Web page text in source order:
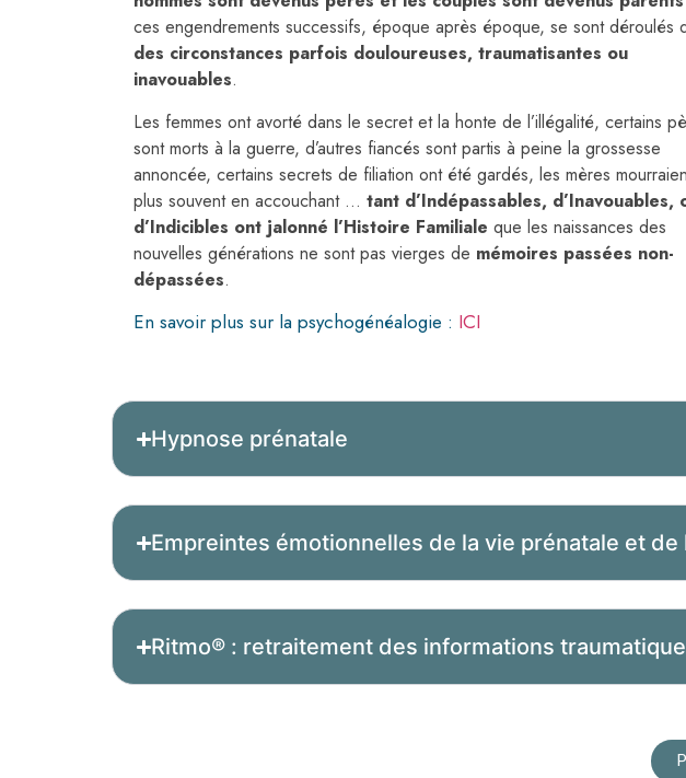
ces engendrements successifs, époque après époque, se sont déroulés
des circonstances parfois douloureuses, traumatisantes ou
inavouables.
Les femmes ont avorté dans le secret et la honte de l’illégalité, certains
sont morts à la guerre, d’autres fiancés sont partis à peine la grossesse
annoncée, certains secrets de filiation ont été gardés, les mères
plus souvent en accouchant … tant d’Indépassables, d’Inavouables,
d’Indicibles ont jalonné l’Histoire Familiale que les naissances des
nouvelles générations ne sont pas vierges de mémoires passées non-
dépassées.
En savoir plus sur la psychogénéalogie : ICI
Hypnose prénatale
Empreintes émotionnelles de la vie prénatale et de
Ritmo® : retraitement des informations